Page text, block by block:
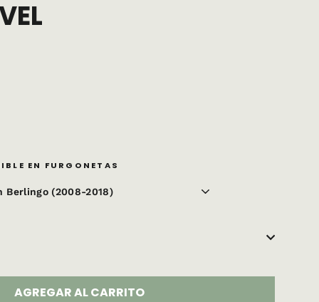
EN FURGONETAS
AGREGAR AL CARRITO